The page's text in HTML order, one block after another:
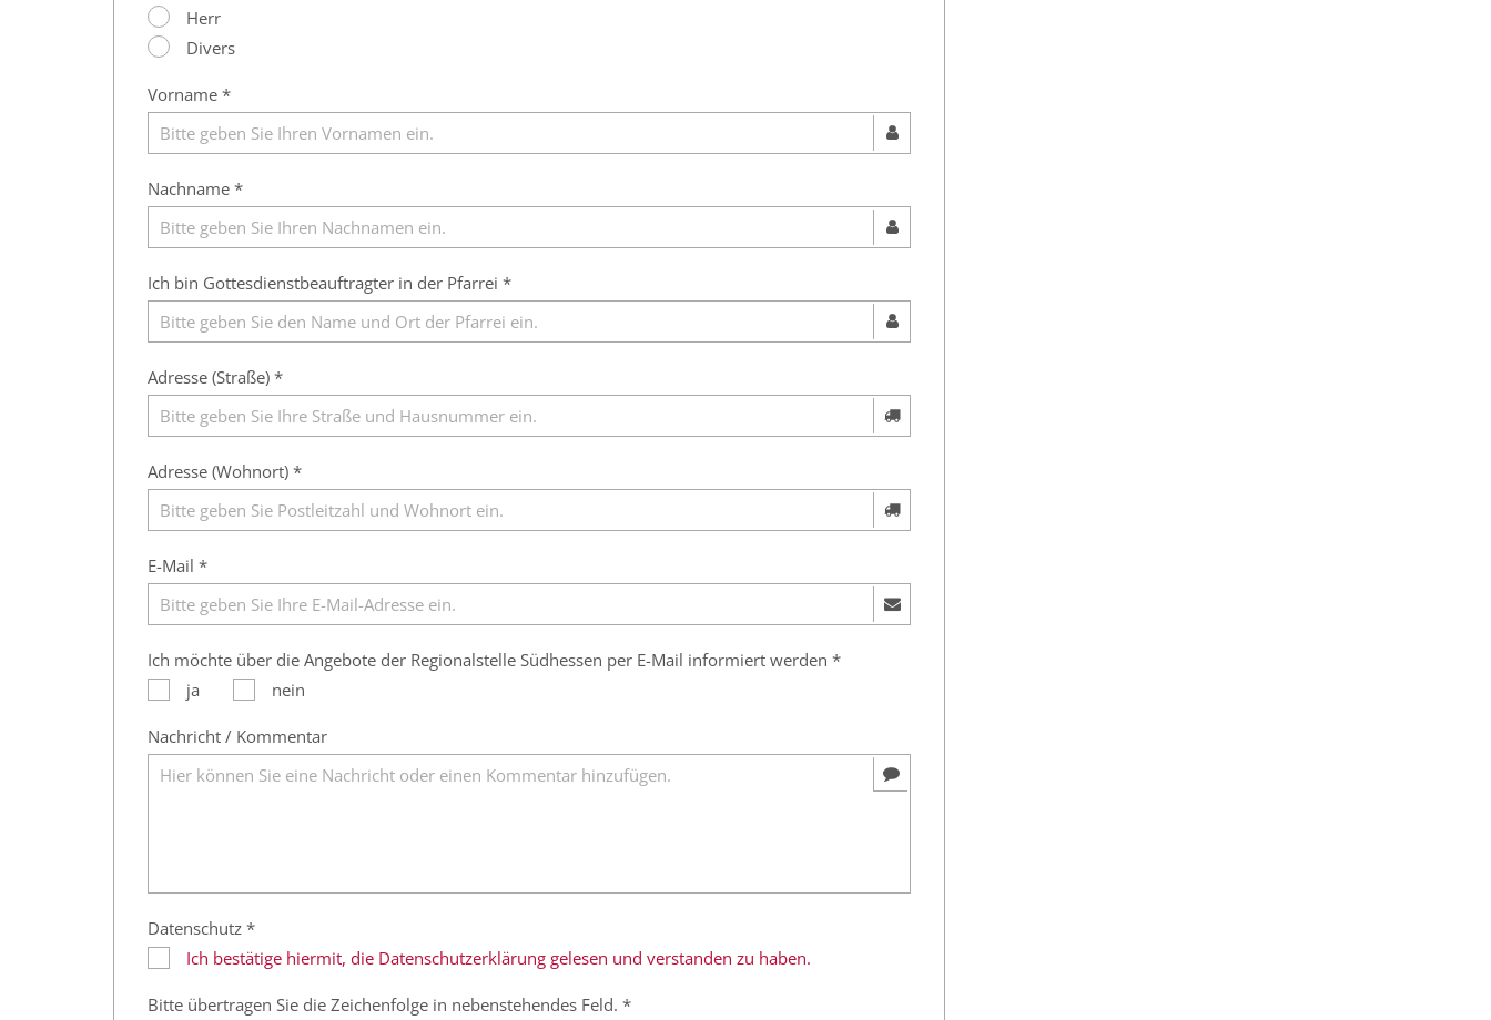
Herr
Divers
Vorname *
Nachname *
Ich bin Gottesdienstbeauftragter in der Pfarrei *
Adresse (Straße) *
Adresse (Wohnort) *
E-Mail *
Ich möchte über die Angebote der Regionalstelle Südhessen per E-Mail informiert werden *
ja
nein
Nachricht / Kommentar
Datenschutz *
Ich bestätige hiermit, die Datenschutzerklärung gelesen und verstanden zu haben.
Bitte übertragen Sie die Zeichenfolge in nebenstehendes Feld. *